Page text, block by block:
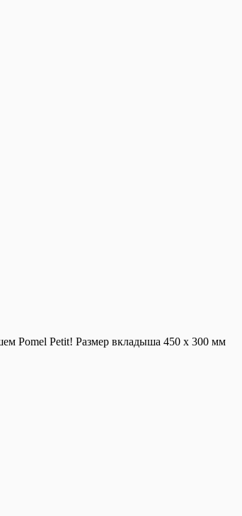
Pomel Petit! Размер вкладыша 450 х 300 мм